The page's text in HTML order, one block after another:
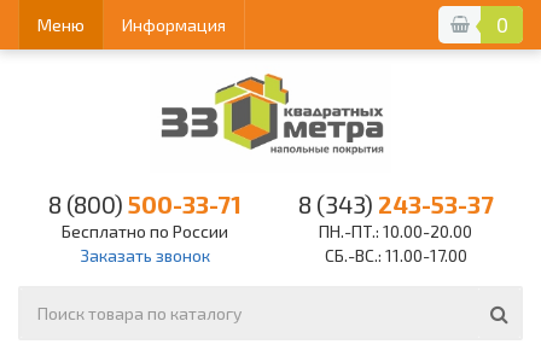
0
Меню Информация
8 (800) 500-33-71
Бесплатно по России
Заказать звонок
8 (343) 243-53-37
ПН.-ПТ.: 10.00-20.00
СБ.-ВС.: 11.00-17.00